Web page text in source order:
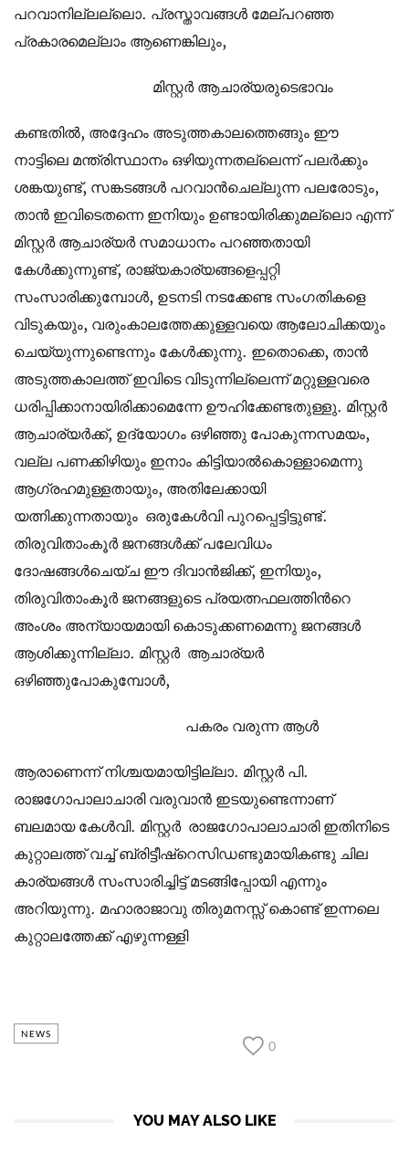
പറവാനില്ലല്ലൊ. പ്രസ്താവങ്ങള്‍ മേല്പറഞ്ഞ
പ്രകാരമെല്ലാം ആണെങ്കിലും,
മിസ്റ്റര്‍ ആചാര്യരുടെഭാവം
കണ്ടതില്‍, അദ്ദേഹം അടുത്തകാലത്തെങ്ങും ഈ
നാട്ടിലെ മന്ത്രിസ്ഥാനം ഒഴിയുന്നതല്ലെന്ന് പലര്‍ക്കും
ശങ്കയുണ്ട്, സങ്കടങ്ങള്‍ പറവാന്‍ചെല്ലുന്ന പലരോടും,
താന്‍ ഇവിടെതന്നെ ഇനിയും ഉണ്ടായിരിക്കുമല്ലൊ എന്ന്
മിസ്റ്റര്‍ ആചാര്യര്‍ സമാധാനം പറഞ്ഞതായി
കേള്‍ക്കുന്നുണ്ട്, രാജ്യകാര്യങ്ങളെപ്പറ്റി
സംസാരിക്കുമ്പോള്‍, ഉടനടി നടക്കേണ്ട സംഗതികളെ
വിടുകയും, വരുംകാലത്തേക്കുള്ളവയെ ആലോചിക്കയും
ചെയ്യുന്നുണ്ടെന്നും കേള്‍ക്കുന്നു. ഇതൊക്കെ, താന്‍
അടുത്തകാലത്ത് ഇവിടെ വിടുന്നില്ലെന്ന് മറ്റുള്ളവരെ
ധരിപ്പിക്കാനായിരിക്കാമെന്നേ ഊഹിക്കേണ്ടതുള്ളു. മിസ്റ്റര്‍
ആചാര്യര്‍ക്ക്, ഉദ്യോഗം ഒഴിഞ്ഞു പോകുന്നസമയം,
വല്ല പണക്കിഴിയും ഇനാം കിട്ടിയാല്‍കൊള്ളാമെന്നു
ആഗ്രഹമുള്ളതായും, അതിലേക്കായി
യത്നിക്കുന്നതായും ഒരുകേള്‍വി പുറപ്പെട്ടിട്ടുണ്ട്.
തിരുവിതാംകൂര്‍ ജനങ്ങള്‍ക്ക് പലേവിധം
ദോഷങ്ങള്‍ചെയ്ച ഈ ദിവാന്‍ജിക്ക്, ഇനിയും,
തിരുവിതാംകൂര്‍ ജനങ്ങളുടെ പ്രയത്നഫലത്തിന്‍റെ
അംശം അന്യായമായി കൊടുക്കണമെന്നു ജനങ്ങള്‍
ആശിക്കുന്നില്ലാ. മിസ്റ്റർ ആചാര്യര്‍
ഒഴിഞ്ഞുപോകുമ്പോള്‍,
പകരം വരുന്ന ആള്‍
ആരാണെന്ന് നിശ്ചയമായിട്ടില്ലാ. മിസ്റ്റര്‍ പി.
രാജഗോപാലാചാരി വരുവാന്‍ ഇടയുണ്ടെന്നാണ്
ബലമായ കേള്‍വി. മിസ്റ്റര്‍ രാജഗോപാലാചാരി ഇതിനിടെ
കുറ്റാലത്ത് വച്ച് ബ്രിട്ടീഷ്റെസിഡണ്ടുമായികണ്ടു ചില
കാര്യങ്ങള്‍ സംസാരിച്ചിട്ട് മടങ്ങിപ്പോയി എന്നും
അറിയുന്നു. മഹാരാജാവു തിരുമനസ്സ് കൊണ്ട് ഇന്നലെ
കുറ്റാലത്തേക്ക് എഴുന്നള്ളി
NEWS
0
YOU MAY ALSO LIKE